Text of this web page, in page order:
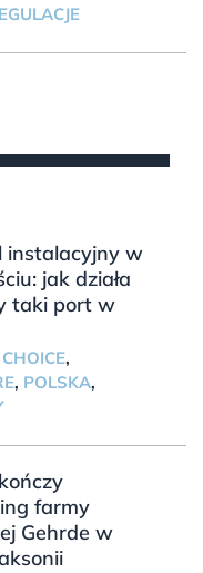
instalacyjny w
jak działa
taki port w
,
, POLSKA,
farmy
Gehrde w